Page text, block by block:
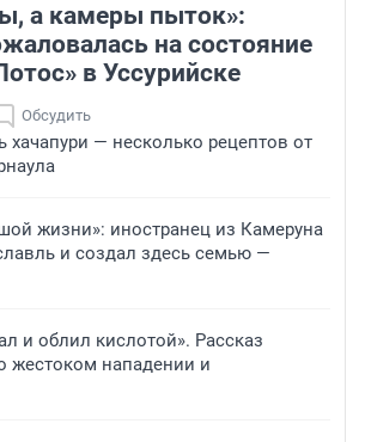
а камеры пыток»:
на состояние
в Уссурийске
Обсудить
хачапури — несколько рецептов от
жизни»: иностранец из Камеруна
и создал здесь семью —
и облил кислотой». Рассказ
жестоком нападении и